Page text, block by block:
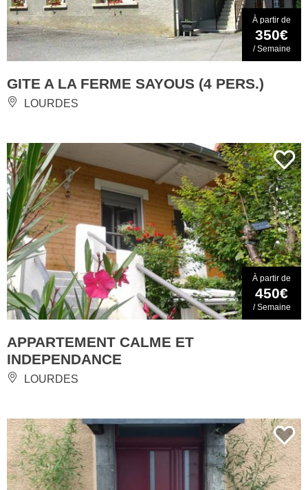
À partir de
350€
/ Semaine
GITE A LA FERME SAYOUS (4 PERS.)
LOURDES
À partir de
450€
/ Semaine
APPARTEMENT CALME ET
INDEPENDANCE
LOURDES